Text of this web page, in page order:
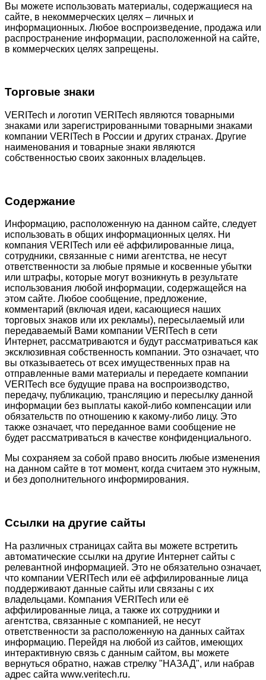
Вы можете использовать материалы, содержащиеся на
сайте, в некоммерческих целях – личных и
информационных. Любое воспроизведение, продажа или
распространение информации, расположенной на сайте,
в коммерческих целях запрещены.
Торговые знаки
VERITech и логотип VERITech являются товарными
знаками или зарегистрированными товарными знаками
компании VERITech в России и других странах. Другие
наименования и товарные знаки являются
собственностью своих законных владельцев.
Содержание
Информацию, расположенную на данном сайте, следует
использовать в общих информационных целях. Ни
компания VERITech или её аффилированные лица,
сотрудники, связанные с ними агентства, не несут
ответственности за любые прямые и косвенные убытки
или штрафы, которые могут возникнуть в результате
использования любой информации, содержащейся на
этом сайте. Любое сообщение, предложение,
комментарий (включая идеи, касающиеся наших
торговых знаков или их рекламы), пересылаемый или
передаваемый Вами компании VERITech в сети
Интернет, рассматриваются и будут рассматриваться как
эксклюзивная собственность компании. Это означает, что
вы отказываетесь от всех имущественных прав на
отправленные вами материалы и передаете компании
VERITech все будущие права на воспроизводство,
передачу, публикацию, трансляцию и пересылку данной
информации без выплаты какой-либо компенсации или
обязательств по отношению к какому-либо лицу. Это
также означает, что переданное вами сообщение не
будет рассматриваться в качестве конфиденциального.
Мы сохраняем за собой право вносить любые изменения
на данном сайте в тот момент, когда считаем это нужным,
и без дополнительного информирования.
Ссылки на другие сайты
На различных страницах сайта вы можете встретить
автоматические ссылки на другие Интернет сайты с
релевантной информацией. Это не обязательно означает,
что компании VERITech или её аффилированные лица
поддерживают данные сайты или связаны с их
владельцами. Компания VERITech или её
аффилированные лица, а также их сотрудники и
агентства, связанные с компанией, не несут
ответственности за расположенную на данных сайтах
информацию. Перейдя на любой из сайтов, имеющих
интерактивную связь с данным сайтом, вы можете
вернуться обратно, нажав стрелку "НАЗАД", или набрав
адрес сайта www.veritech.ru.